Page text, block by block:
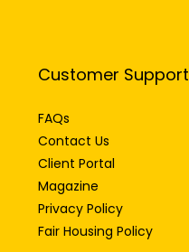
Customer Support
FAQs
Contact Us
Client Portal
Magazine
Privacy Policy
Fair Housing Policy